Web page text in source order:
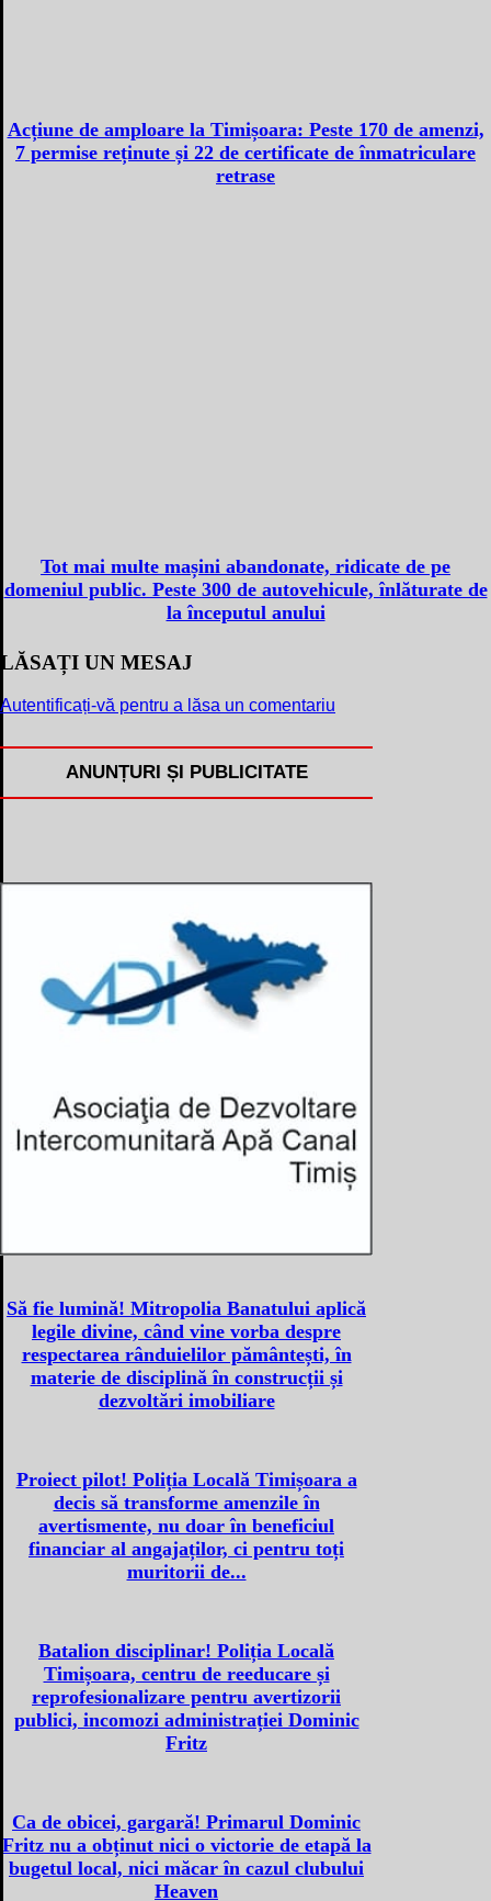
Acțiune de amploare la Timișoara: Peste 170 de amenzi,
7 permise reținute și 22 de certificate de înmatriculare
retrase
Tot mai multe mașini abandonate, ridicate de pe
domeniul public. Peste 300 de autovehicule, înlăturate de
la începutul anului
LĂSAȚI UN MESAJ
Autentificați-vă pentru a lăsa un comentariu
ANUNȚURI ȘI PUBLICITATE
Să fie lumină! Mitropolia Banatului aplică
legile divine, când vine vorba despre
respectarea rânduielilor pământești, în
materie de disciplină în construcții și
dezvoltări imobiliare
Proiect pilot! Poliția Locală Timișoara a
decis să transforme amenzile în
avertismente, nu doar în beneficiul
financiar al angajaților, ci pentru toți
muritorii de...
Batalion disciplinar! Poliția Locală
Timișoara, centru de reeducare și
reprofesionalizare pentru avertizorii
publici, incomozi administrației Dominic
Fritz
Ca de obicei, gargară! Primarul Dominic
Fritz nu a obținut nici o victorie de etapă la
bugetul local, nici măcar în cazul clubului
Heaven